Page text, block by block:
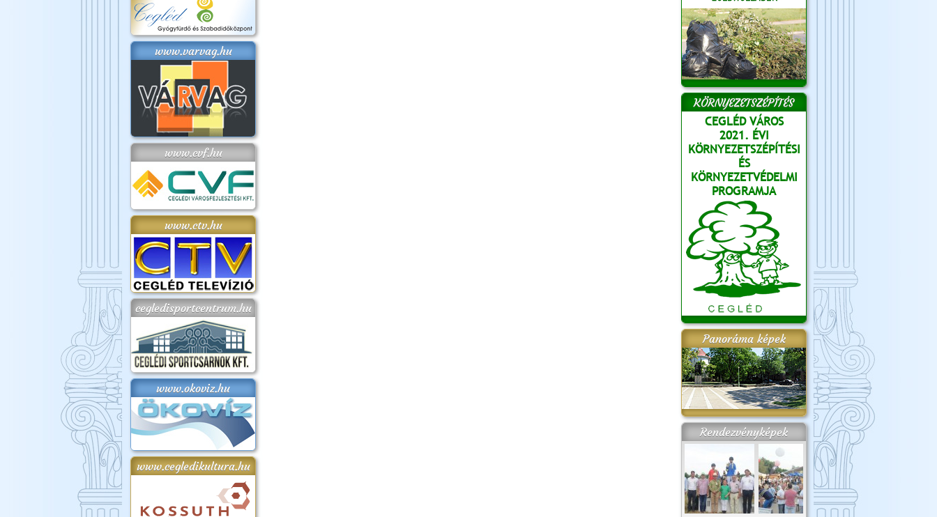
www.varvag.hu
www.cvf.hu
www.ctv.hu
cegledisportcentrum.hu
www.okoviz.hu
www.cegledikultura.hu
KÖRNYEZETSZÉPÍTÉS
CEGLÉD VÁROS
2021. ÉVI
KÖRNYEZETSZÉPÍTÉSI
ÉS
KÖRNYEZETVÉDELMI
PROGRAMJA
Panoráma képek
Rendezvényképek